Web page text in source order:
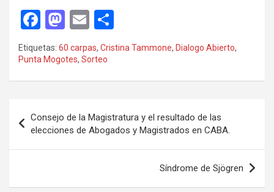
F
a
ce
b
o
k
M
a
st
o
o
n
E
m
ail
o
m
p
tir
Etiquetas: 60 carpas, Cristina Tammone, Dialogo Abierto,
Punta Mogotes, Sorteo
de
entradas
Consejo de la Magistratura y el resultado de las
elecciones de Abogados y Magistrados en CABA.
Síndrome de Sjögren